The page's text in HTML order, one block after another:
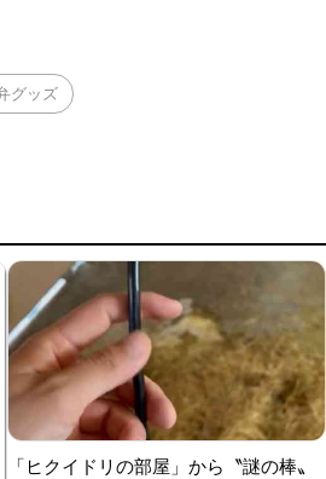
グッズ
「ヒクイドリの部屋」から〝謎の棒〟